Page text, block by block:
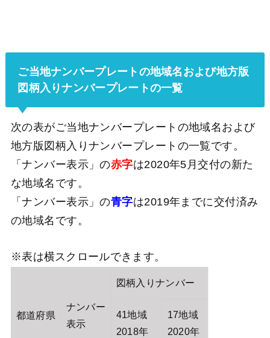
ご当地ナンバープレートの地域名および地方版
図柄入りナンバープレートの一覧
次の表がご当地ナンバープレートの地域名および
地方版図柄入りナンバープレートの一覧です。
「ナンバー表示」の赤字は2020年5月交付の新た
な地域名です。
「ナンバー表示」の青字は2019年までに交付済み
の地域名です。
都道府県
ナンバー
表示
図柄入りナンバー
41地域
2018年
17地域
2020年